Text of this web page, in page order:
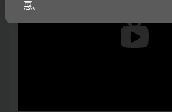
惠。